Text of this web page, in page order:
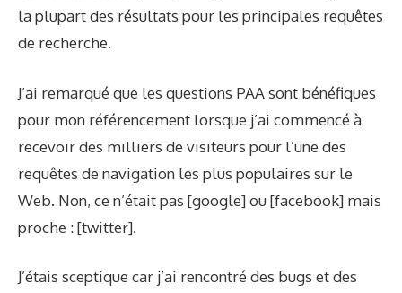
la plupart des résultats pour les principales requêtes
de recherche.
J’ai remarqué que les questions PAA sont bénéfiques
pour mon référencement lorsque j’ai commencé à
recevoir des milliers de visiteurs pour l’une des
requêtes de navigation les plus populaires sur le
Web. Non, ce n’était pas [google] ou [facebook] mais
proche : [twitter].
J’étais sceptique car j’ai rencontré des bugs et des